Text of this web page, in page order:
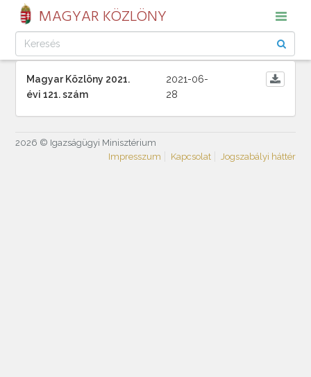
MAGYAR KÖZLÖNY
Magyar Közlöny 2021.
évi 121. szám
2021-06-
28
2026 © Igazságügyi Minisztérium
Impresszum
Kapcsolat Jogszabályi háttér